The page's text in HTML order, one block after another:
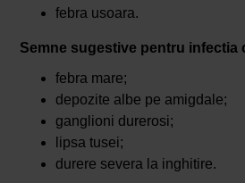
febra usoara.
Semne sugestive pentru infectia
febra mare;
depozite albe pe amigdale;
ganglioni durerosi;
lipsa tusei;
durere severa la inghitire.